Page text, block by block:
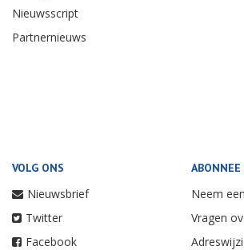
Nieuwsscript
Partnernieuws
VOLG ONS
Nieuwsbrief
Twitter
Facebook
ABONNEE
Neem
Vragen